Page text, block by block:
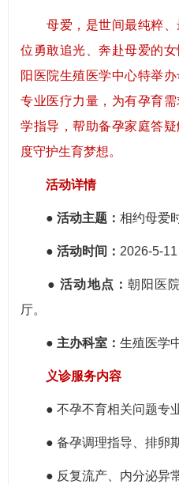
母爱，是世间最纯粹
位勇敢追光、奔赴母爱的
阳医院生殖医学中心特举
专业医疗力量，为有孕育
学指导，帮助备孕家庭答
度守护生育梦想。
活动详情
● 活动主题： 相约母爱
● 活动时间： 2026-5-11
● 活动地点： 朝阳医
厅。
● 主办科室： 生殖医学
义诊服务内容
● 不孕不育相关问题专业
● 备孕调理指导、排卵期
● 反复流产、内分泌异常